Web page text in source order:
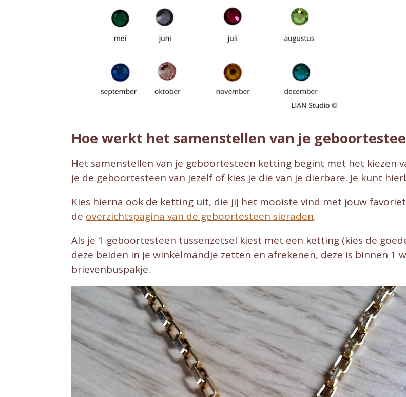
Hoe werkt het samenstellen van je
Het samenstellen van je geboortesteen ketting begint met het kiezen
je de geboortesteen van jezelf of kies je die van je dierbare. Je kunt
Kies hierna ook de ketting uit, die jij het mooiste vind met jouw
de overzichtspagina van de geboortesteen sieraden.
Als je 1 geboortesteen tussenzetsel kiest met een ketting (kies de
deze beiden in je winkelmandje zetten en afrekenen, deze is binnen 1
brievenbuspakje.